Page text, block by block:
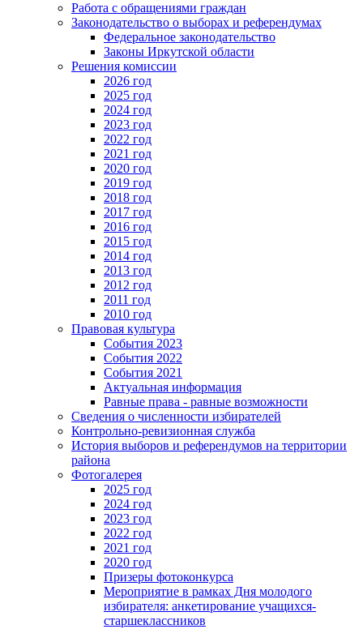
Работа с обращениями граждан
Законодательство о выборах и референдумах
Федеральное законодательство
Законы Иркутской области
Решения комиссии
2026 год
2025 год
2024 год
2023 год
2022 год
2021 год
2020 год
2019 год
2018 год
2017 год
2016 год
2015 год
2014 год
2013 год
2012 год
2011 год
2010 год
Правовая культура
События 2023
События 2022
События 2021
Актуальная информация
Равные права - равные возможности
Сведения о численности избирателей
Контрольно-ревизионная служба
История выборов и референдумов на территории
района
Фотогалерея
2025 год
2024 год
2023 год
2022 год
2021 год
2020 год
Призеры фотоконкурса
Мероприятие в рамках Дня молодого
избирателя: анкетирование учащихся-
старшеклассников